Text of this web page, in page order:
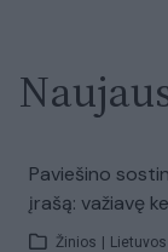
Paviešino
įrašą: važiavę
Žinios